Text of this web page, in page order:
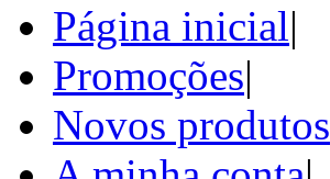
Página inicial|
Promoções|
Novos produtos